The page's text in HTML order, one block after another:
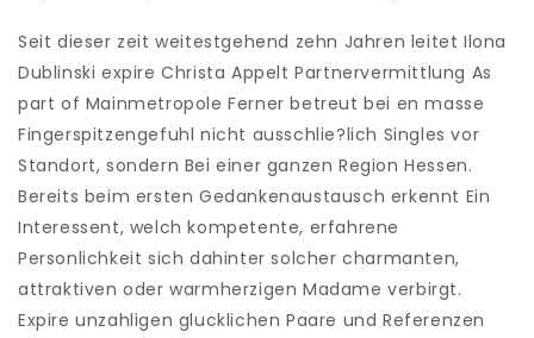
Seit dieser zeit weitestgehend zehn Jahren leitet Ilona
Dublinski expire Christa Appelt Partnervermittlung As
part of Mainmetropole Ferner betreut bei en masse
Fingerspitzengefuhl nicht ausschlie?lich Singles vor
Standort, sondern Bei einer ganzen Region Hessen.
Bereits beim ersten Gedankenaustausch erkennt Ein
Interessent, welch kompetente, erfahrene
Personlichkeit sich dahinter solcher charmanten,
attraktiven oder warmherzigen Madame verbirgt.
Expire unzahligen glucklichen Paare und Referenzen